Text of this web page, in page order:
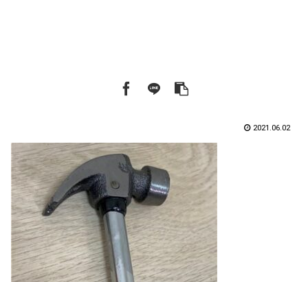
2021.06.02